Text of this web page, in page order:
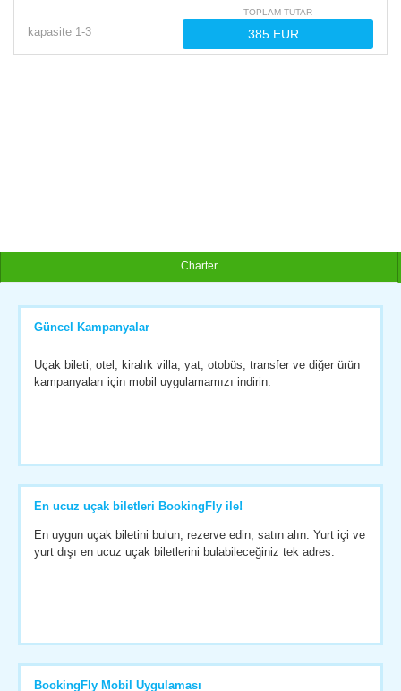
kapasite 1-3
TOPLAM TUTAR
Charter
Güncel Kampanyalar
Uçak bileti, otel, kiralık villa, yat, otobüs, transfer ve diğer ürün
kampanyaları için mobil uygulamamızı indirin.
En ucuz uçak biletleri BookingFly ile!
En uygun uçak biletini bulun, rezerve edin, satın alın. Yurt içi ve
yurt dışı en ucuz uçak biletlerini bulabileceğiniz tek adres.
BookingFly Mobil Uygulaması